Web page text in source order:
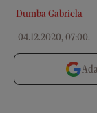
Dumba Gabriela
04.12.2020, 07:00.